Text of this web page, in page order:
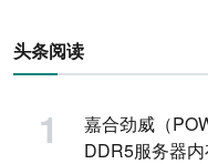
头条阅读
嘉合劲威（
DDR5服务器